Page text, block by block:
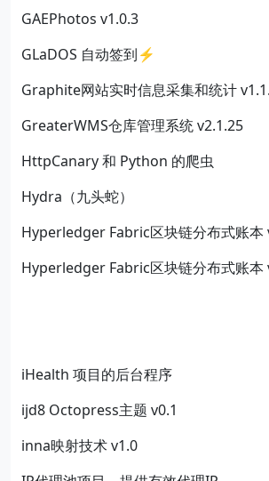
GAEPhotos v1.0.3
GLaDOS 自动签到⚡
Graphite网站实时信息采集和统计
GreaterWMS仓库管理系统 v2.1.25
HttpCanary 和 Python 的爬虫
Hydra（九头蛇）
Hyperledger Fabric区块链分布式账本
Hyperledger Fabric区块链分布式账本
iHealth 项目的后台程序
ijd8 Octopress主题 v0.1
inna映射技术 v1.0